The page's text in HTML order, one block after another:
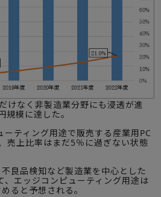
けなく非製造業分野にも浸透が進
模に達した。
ティング用途で販売する産業用PC
売上比率はまだ5％に過ぎない状態
良品検知など製造業を中心とした
、エッジコンピューティング用途は
ると予想される。